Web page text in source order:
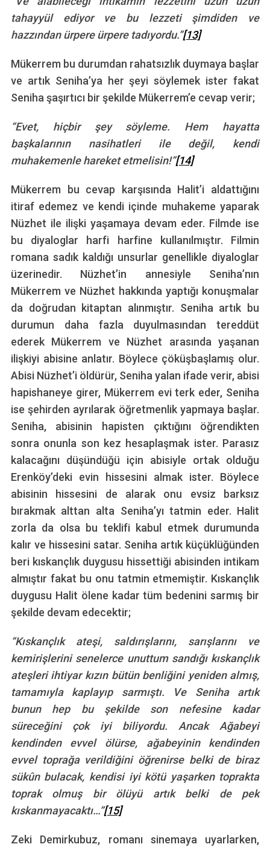
tahayyül ediyor ve bu lezzeti şimdiden ve
hazzından ürpere ürpere tadıyordu.”[13]
Mükerrem bu durumdan rahatsızlık duymaya başlar
ve artık Seniha’ya her şeyi söylemek ister fakat
Seniha şaşırtıcı bir şekilde Mükerrem’e cevap verir;
“Evet, hiçbir şey söyleme. Hem hayatta
başkalarının nasihatleri ile değil, kendi
muhakemenle hareket etmelisin!”[14]
Mükerrem bu cevap karşısında Halit’i aldattığını
itiraf edemez ve kendi içinde muhakeme yaparak
Nüzhet ile ilişki yaşamaya devam eder. Filmde ise
bu diyaloglar harfi harfine kullanılmıştır. Filmin
romana sadık kaldığı unsurlar genellikle diyaloglar
üzerinedir. Nüzhet’in annesiyle Seniha’nın
Mükerrem ve Nüzhet hakkında yaptığı konuşmalar
da doğrudan kitaptan alınmıştır. Seniha artık bu
durumun daha fazla duyulmasından tereddüt
ederek Mükerrem ve Nüzhet arasında yaşanan
ilişkiyi abisine anlatır. Böylece çöküşbaşlamış olur.
Abisi Nüzhet’i öldürür, Seniha yalan ifade verir, abisi
hapishaneye girer, Mükerrem evi terk eder, Seniha
ise şehirden ayrılarak öğretmenlik yapmaya başlar.
Seniha, abisinin hapisten çıktığını öğrendikten
sonra onunla son kez hesaplaşmak ister. Parasız
kalacağını düşündüğü için abisiyle ortak olduğu
Erenköy’deki evin hissesini almak ister. Böylece
abisinin hissesini de alarak onu evsiz barksız
bırakmak alttan alta Seniha’yı tatmin eder. Halit
zorla da olsa bu teklifi kabul etmek durumunda
kalır ve hissesini satar. Seniha artık küçüklüğünden
beri kıskançlık duygusu hissettiği abisinden intikam
almıştır fakat bu onu tatmin etmemiştir. Kıskançlık
duygusu Halit ölene kadar tüm bedenini sarmış bir
şekilde devam edecektir;
“Kıskançlık ateşi, saldırışlarını, sarışlarını ve
kemirişlerini senelerce unuttum sandığı kıskançlık
ateşleri ihtiyar kızın bütün benliğini yeniden almış,
tamamıyla kaplayıp sarmıştı. Ve Seniha artık
bunun hep bu şekilde son nefesine kadar
süreceğini çok iyi biliyordu. Ancak Ağabeyi
kendinden evvel ölürse, ağabeyinin kendinden
evvel toprağa verildiğini öğrenirse belki de biraz
sükûn bulacak, kendisi iyi kötü yaşarken toprakta
toprak olmuş bir ölüyü artık belki de pek
kıskanmayacaktı…”[15]
Zeki Demirkubuz, romanı sinemaya uyarlarken,